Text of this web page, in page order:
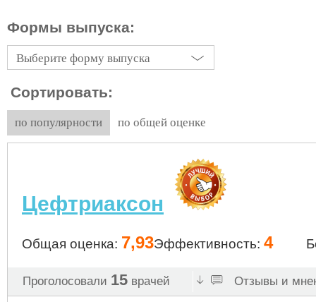
Формы выпуска:
Выберите форму выпуска
Сортировать:
по популярности по общей оценке
Цефтриаксон
Общая оценка: 7,93Эффективность: 4
Проголосовали 15 врачей Отзывы и